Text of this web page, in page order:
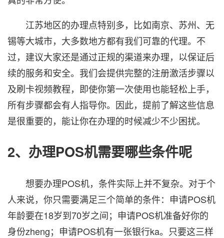
江苏地区的办理点特别多，比如南京、苏州、无
锡等大城市，大多数地方都有我们可靠的代理。不
过，建议大家还是通过正规的渠道来办理，以保证后
续的服务和安全。我们会提供完整的注册激活步骤以
及刷卡视频教程，即使你第一次使用也能轻松上手，
所有步骤都会有人指导你。因此，提前了解这些信息
是很重要的，能让你在办理的时候减少不少困扰。
2、办理POS机需要哪些条件呢
想要办理POS机，条件实际上并不复杂。对于个
人来说，你只需要满足三个简单的条件：申请POS机
年龄要在18岁到70岁之间；申请POS机准备好你的
身份zheng；申请POS机有一张银行ka。只要这三样